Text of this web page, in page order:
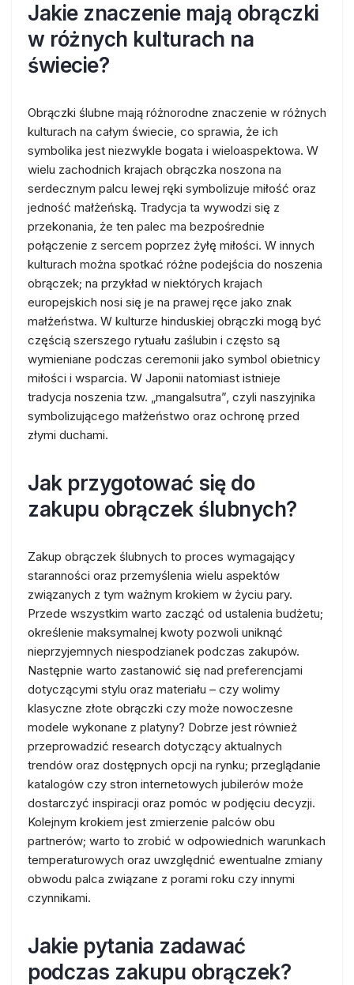
Jakie znaczenie mają obrączki
w różnych kulturach na
świecie?
Obrączki ślubne mają różnorodne znaczenie w różnych
kulturach na całym świecie, co sprawia, że ich
symbolika jest niezwykle bogata i wieloaspektowa. W
wielu zachodnich krajach obrączka noszona na
serdecznym palcu lewej ręki symbolizuje miłość oraz
jedność małżeńską. Tradycja ta wywodzi się z
przekonania, że ten palec ma bezpośrednie
połączenie z sercem poprzez żyłę miłości. W innych
kulturach można spotkać różne podejścia do noszenia
obrączek; na przykład w niektórych krajach
europejskich nosi się je na prawej ręce jako znak
małżeństwa. W kulturze hinduskiej obrączki mogą być
częścią szerszego rytuału zaślubin i często są
wymieniane podczas ceremonii jako symbol obietnicy
miłości i wsparcia. W Japonii natomiast istnieje
tradycja noszenia tzw. „mangalsutra”, czyli naszyjnika
symbolizującego małżeństwo oraz ochronę przed
złymi duchami.
Jak przygotować się do
zakupu obrączek ślubnych?
Zakup obrączek ślubnych to proces wymagający
staranności oraz przemyślenia wielu aspektów
związanych z tym ważnym krokiem w życiu pary.
Przede wszystkim warto zacząć od ustalenia budżetu;
określenie maksymalnej kwoty pozwoli uniknąć
nieprzyjemnych niespodzianek podczas zakupów.
Następnie warto zastanowić się nad preferencjami
dotyczącymi stylu oraz materiału – czy wolimy
klasyczne złote obrączki czy może nowoczesne
modele wykonane z platyny? Dobrze jest również
przeprowadzić research dotyczący aktualnych
trendów oraz dostępnych opcji na rynku; przeglądanie
katalogów czy stron internetowych jubilerów może
dostarczyć inspiracji oraz pomóc w podjęciu decyzji.
Kolejnym krokiem jest zmierzenie palców obu
partnerów; warto to zrobić w odpowiednich warunkach
temperaturowych oraz uwzględnić ewentualne zmiany
obwodu palca związane z porami roku czy innymi
czynnikami.
Jakie pytania zadawać
podczas zakupu obrączek?